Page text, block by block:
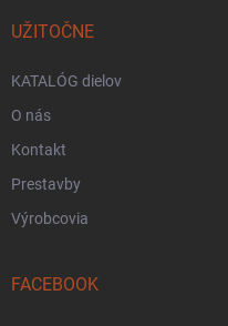
UŽITOČNE
KATALÓG dielov
O nás
Kontakt
Prestavby
Výrobcovia
FACEBOOK